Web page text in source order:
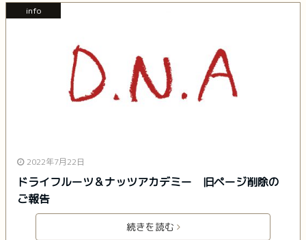
info
2022年7月22日
ドライフルーツ＆ナッツアカデミー 旧ページ削除の
ご報告
続きを読む